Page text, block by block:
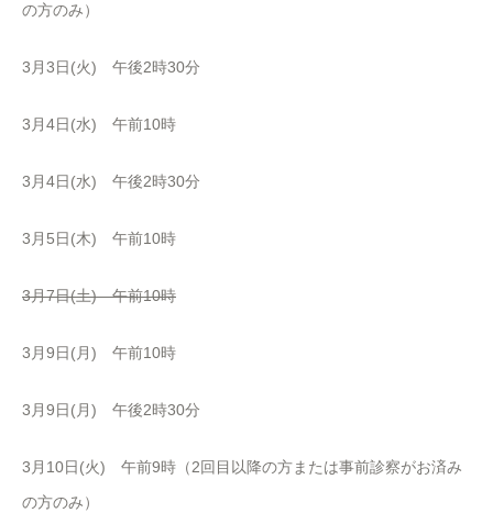
の方のみ）
3月3日(火) 午後2時30分
3月4日(水) 午前10時
3月4日(水) 午後2時30分
3月5日(木) 午前10時
3月7日(土) 午前10時
3月9日(月) 午前10時
3月9日(月) 午後2時30分
3月10日(火) 午前9時（2回目以降の方または事前診察がお済み
の方のみ）